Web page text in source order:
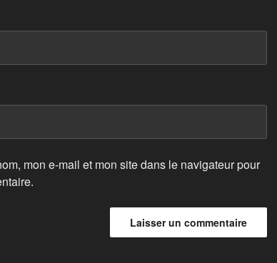
mon e-mail et mon site dans le navigateur pour